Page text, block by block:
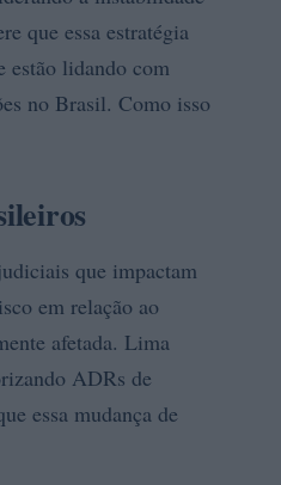
que essa estratégia
estão lidando com
no Brasil. Como isso
que impactam
em relação ao
afetada. Lima
ADRs de
essa mudança de